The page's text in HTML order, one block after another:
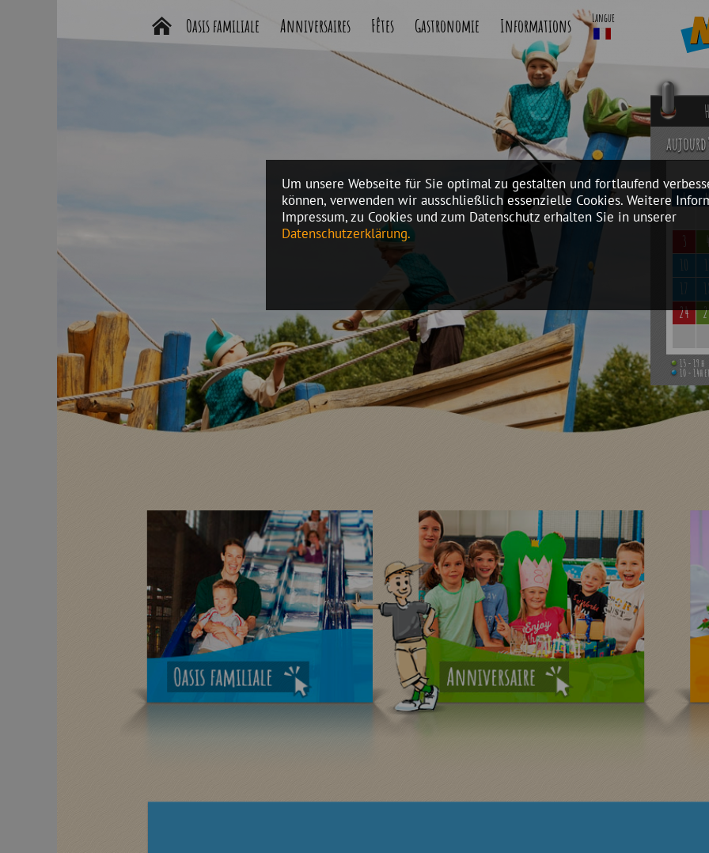
Oasis familiale Anniversaires Fêtes Gastronomie Informations Langue
Um unsere Webseite für Sie optimal zu gestalten und fortlaufend
können, verwenden wir ausschließlich essenzielle Cookies. Weitere
Impressum, zu Cookies und zum Datenschutz erhalten Sie in unserer
Datenschutzerklärung.
L
3
10
17
24
15 - 19 h
10 - 14h